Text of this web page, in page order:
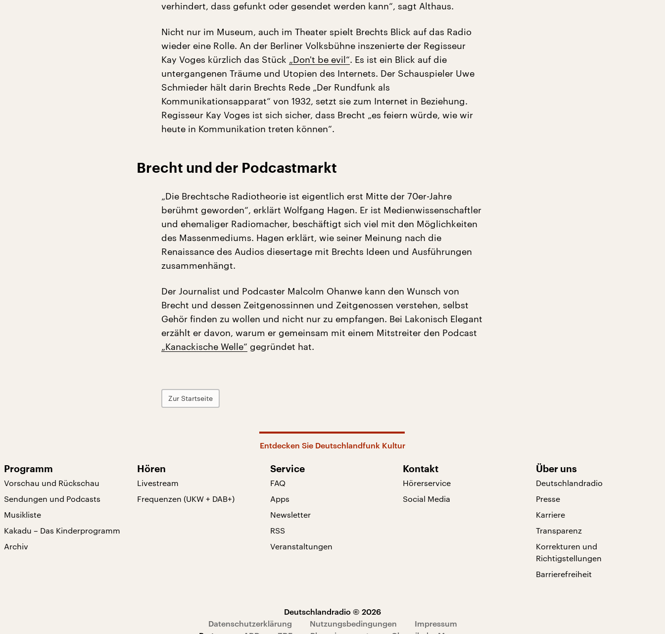
verhindert, dass gefunkt oder gesendet werden kann“, sagt Althaus.
Nicht nur im Museum, auch im Theater spielt Brechts Blick auf das Radio
wieder eine Rolle. An der Berliner Volksbühne inszenierte der Regisseur
Kay Voges kürzlich das Stück „Don't be evil“. Es ist ein Blick auf die
untergangenen Träume und Utopien des Internets. Der Schauspieler Uwe
Schmieder hält darin Brechts Rede „Der Rundfunk als
Kommunikationsapparat“ von 1932, setzt sie zum Internet in Beziehung.
Regisseur Kay Voges ist sich sicher, dass Brecht „es feiern würde, wie wir
heute in Kommunikation treten können“.
Brecht und der Podcastmarkt
„Die Brechtsche Radiotheorie ist eigentlich erst Mitte der 70er-Jahre
berühmt geworden“, erklärt Wolfgang Hagen. Er ist Medienwissenschaftler
und ehemaliger Radiomacher, beschäftigt sich viel mit den Möglichkeiten
des Massenmediums. Hagen erklärt, wie seiner Meinung nach die
Renaissance des Audios diesertage mit Brechts Ideen und Ausführungen
zusammenhängt.
Der Journalist und Podcaster Malcolm Ohanwe kann den Wunsch von
Brecht und dessen Zeitgenossinnen und Zeitgenossen verstehen, selbst
Gehör finden zu wollen und nicht nur zu empfangen. Bei Lakonisch Elegant
erzählt er davon, warum er gemeinsam mit einem Mitstreiter den Podcast
„Kanackische Welle“ gegründet hat.
Zur Startseite
Entdecken Sie Deutschlandfunk Kultur
Programm
Vorschau und Rückschau
Sendungen und Podcasts
Musikliste
Kakadu – Das Kinderprogramm
Archiv
Hören
Livestream
Frequenzen (UKW + DAB+)
Service
FAQ
Apps
Newsletter
RSS
Veranstaltungen
Kontakt
Hörerservice
Social Media
Über uns
Deutschlandradio
Presse
Karriere
Transparenz
Korrekturen und
Richtigstellungen
Barrierefreiheit
Deutschlandradio © 2026
Datenschutzerklärung
Nutzungsbedingungen
Impressum